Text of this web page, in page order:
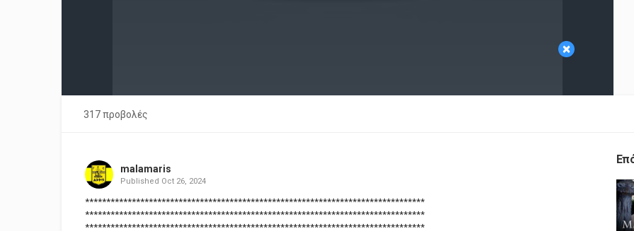
×
317 προβολές
malamaris
Published Oct 26, 2024
********************************************************************************
********************************************************************************
********************************************************************************